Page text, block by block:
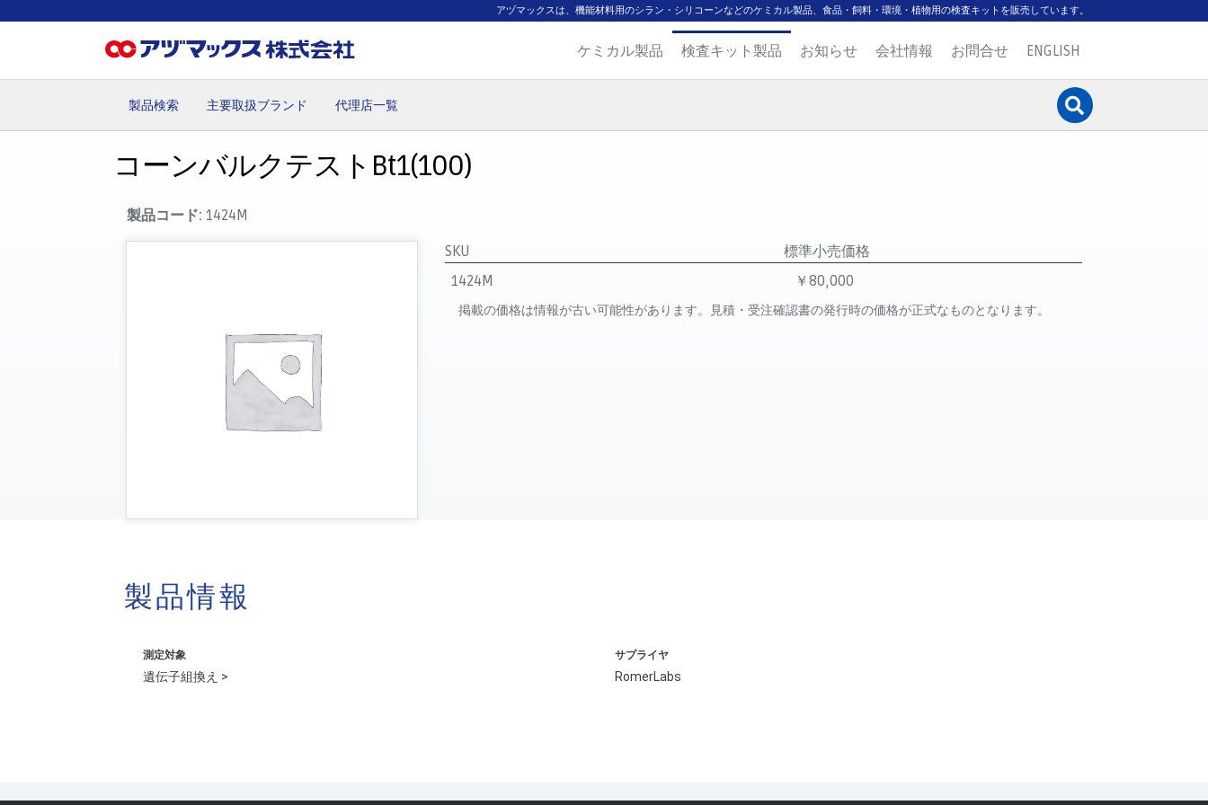
アヅマックスは、機能材料用のシラン・シリコーンなどのケミカル製品、食品・飼料・環境・植物用の検査キットを販売しています。
ケミカル製品 検査キット製品 お知らせ 会社情報 お問合せ ENGLISH
製品検索 主要取扱ブランド 代理店一覧
コーンバルクテストBt1(100)
製品コード:1424M
SKU
標準小売価格
1424M
￥80,000
掲載の価格は情報が古い可能性があります。見積・受注確認書の発行時の価格が正式なものとなります。
製品情報
測定対象
遺伝子組換え >
サプライヤ
RomerLabs